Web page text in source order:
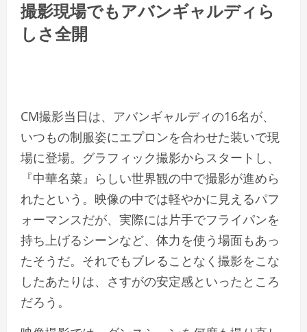
撮影現場でもアバンギャルディら
しさ全開
CM撮影当日は、アバンギャルディの16名が、
いつもの制服姿にエプロンを合わせた装いで現
場に登場。グラフィック撮影からスタートし、
『中華名菜』らしい世界観の中で撮影が進めら
れたという。映像の中では軽やかに見えるパフ
ォーマンスだが、実際には片手でフライパンを
持ち上げるシーンなど、体力を使う場面もあっ
たそうだ。それでもブレることなく撮影をこな
したあたりは、さすがの安定感といったところ
だろう。